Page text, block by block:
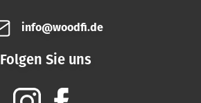
info@woodfi.de
Folgen Sie uns